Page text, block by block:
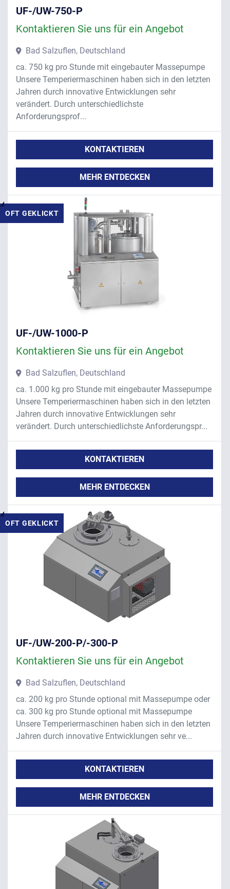
UF-/UW-750-P
Kontaktieren Sie uns für ein Angebot
Bad Salzuflen, Deutschland
ca. 750 kg pro Stunde mit eingebauter Massepumpe
Unsere Temperiermaschinen haben sich in den letzten
Jahren durch innovative Entwicklungen sehr
verändert. Durch unterschiedlichste
Anforderungsprof...
KONTAKTIEREN
MEHR ENTDECKEN
OFT GEKLICKT
UF-/UW-1000-P
Kontaktieren Sie uns für ein Angebot
Bad Salzuflen, Deutschland
ca. 1.000 kg pro Stunde mit eingebauter Massepumpe
Unsere Temperiermaschinen haben sich in den letzten
Jahren durch innovative Entwicklungen sehr
verändert. Durch unterschiedlichste Anforderungspr...
KONTAKTIEREN
MEHR ENTDECKEN
OFT GEKLICKT
UF-/UW-200-P/-300-P
Kontaktieren Sie uns für ein Angebot
Bad Salzuflen, Deutschland
ca. 200 kg pro Stunde optional mit Massepumpe oder
ca. 300 kg pro Stunde optional mit Massepumpe
Unsere Temperiermaschinen haben sich in den letzten
Jahren durch innovative Entwicklungen sehr ve...
KONTAKTIEREN
MEHR ENTDECKEN